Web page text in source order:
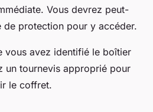
Vous devrez peut-
de protection pour y accéder.
vous avez identifié le boîtier
un tournevis approprié pour
le coffret.